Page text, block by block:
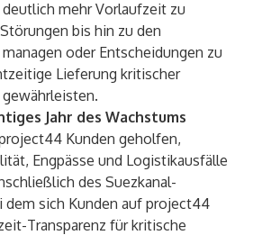
mehr Vorlaufzeit zu
bis hin zu den
oder Entscheidungen zu
Lieferung kritischer
Jahr des Wachstums
Kunden geholfen,
Engpässe und Logistikausfälle
des Suezkanal-
dem sich Kunden auf project44
Transparenz für kritische